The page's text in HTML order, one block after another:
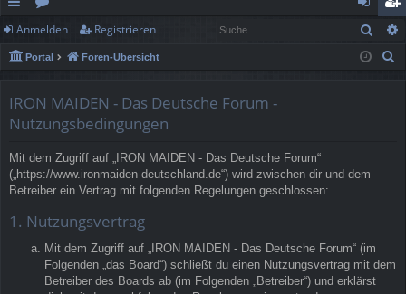
ch
ne
ug
rif
f
or
en
n
m
eg
ist
Anmelden Registrieren
Portal Foren-Übersicht
IRON MAIDEN - Das Deutsche Forum -
Nutzungsbedingungen
Mit dem Zugriff auf „IRON MAIDEN - Das Deutsche Forum“
(„https://www.ironmaiden-deutschland.de“) wird zwischen dir und dem
Betreiber ein Vertrag mit folgenden Regelungen geschlossen:
1. Nutzungsvertrag
Mit dem Zugriff auf „IRON MAIDEN - Das Deutsche Forum“ (im
Folgenden „das Board“) schließt du einen Nutzungsvertrag mit dem
Betreiber des Boards ab (im Folgenden „Betreiber“) und erklärst